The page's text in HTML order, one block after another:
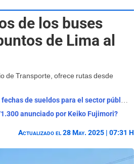
de los buses
de Lima al
de Transporte, ofrece rutas desde
Cronograma de pagos agosto 2026 del Banco de la Nación: fechas de sueldos para el sector público y pensiones
anunciado por Keiko Fujimori?
Actualizado el 28 May. 2025 | 07:31 H